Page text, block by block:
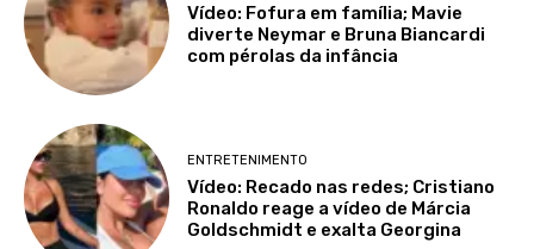
Vídeo: Fofura em família; Mavie
diverte Neymar e Bruna Biancardi
com pérolas da infância
ENTRETENIMENTO
Vídeo: Recado nas redes; Cristiano
Ronaldo reage a vídeo de Márcia
Goldschmidt e exalta Georgina